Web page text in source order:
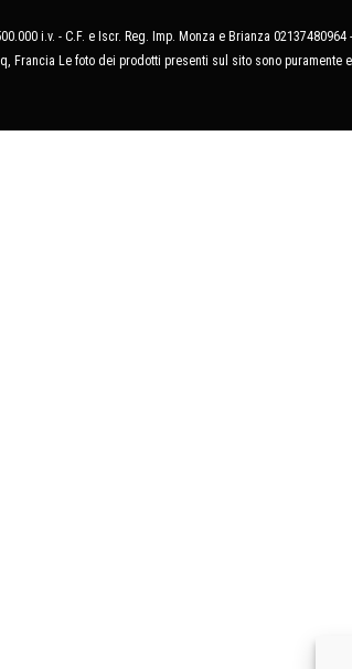
i.v. - C.F. e Iscr. Reg. Imp. Monza e Brianza
Francia Le foto dei prodotti presenti sul sito sono puramente